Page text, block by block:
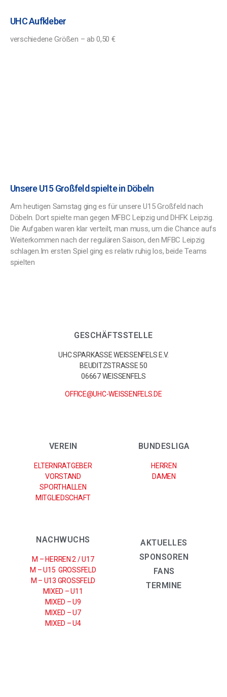
UHC Aufkleber
verschiedene Größen – ab 0,50 €
Unsere U15 Großfeld spielte in Döbeln
Am heutigen Samstag ging es für unsere U15 Großfeld nach
Döbeln. Dort spielte man gegen MFBC Leipzig und DHFK Leipzig.
Die Aufgaben waren klar verteilt, man muss, um die Chance aufs
Weiterkommen nach der regulären Saison, den MFBC Leipzig
schlagen.Im ersten Spiel ging es relativ ruhig los, beide Teams
spielten
GESCHÄFTSSTELLE
UHC SPARKASSE WEISSENFELS E.V.
BEUDITZSTRASSE 50
06667 WEISSENFELS
OFFICE@UHC-WEISSENFELS.DE
VEREIN
ELTERNRATGEBER
VORSTAND
SPORTHALLEN
MITGLIEDSCHAFT
BUNDESLIGA
HERREN
DAMEN
NACHWUCHS
M – HERREN 2 / U17
M – U15 GROSSFELD
M – U13 GROSSFELD
MIXED – U11
MIXED – U9
MIXED – U7
MIXED – U4
AKTUELLES
SPONSOREN
FANS
TERMINE